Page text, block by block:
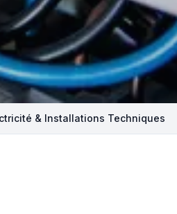
& Installations Techniques